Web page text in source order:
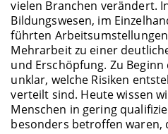
vielen Branchen verändert.
Bildungswesen, im
führten
Mehrarbeit zu einer
und Erschöpfung. Zu
unklar, welche Risiken
verteilt sind. Heute wissen
Menschen in gering
besonders betroffen waren,